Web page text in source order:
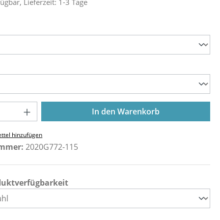
Anzahl: Gib den gewünschten Wert
In den Warenkorb
hinzufügen
2020G772-115